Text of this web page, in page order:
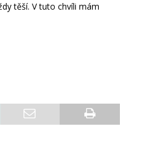
těší. V tuto chvíli mám